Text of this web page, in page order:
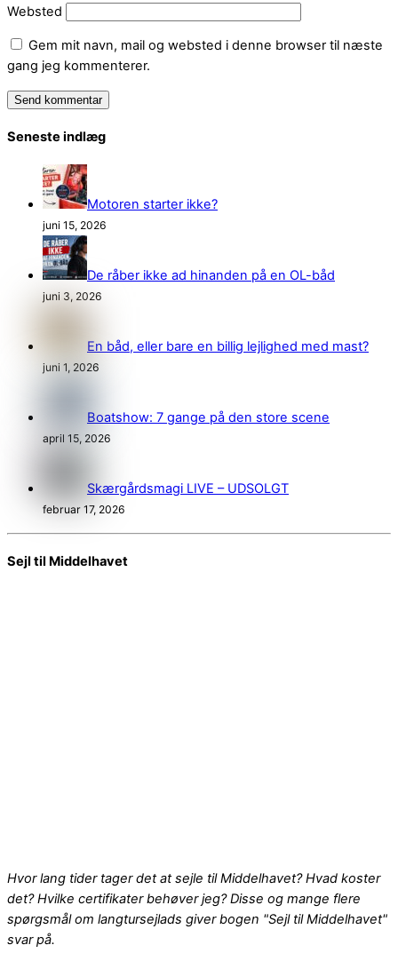
Websted
Gem mit navn, mail og websted i denne browser til næste
gang jeg kommenterer.
Seneste indlæg
Motoren starter ikke?
juni 15, 2026
De råber ikke ad hinanden på en OL-båd
juni 3, 2026
En båd, eller bare en billig lejlighed med mast?
juni 1, 2026
Boatshow: 7 gange på den store scene
april 15, 2026
Skærgårdsmagi LIVE – UDSOLGT
februar 17, 2026
Sejl til Middelhavet
Hvor lang tider tager det at sejle til Middelhavet? Hvad koster
det? Hvilke certifikater behøver jeg? Disse og mange flere
spørgsmål om langtursejlads giver bogen "Sejl til Middelhavet"
svar på.